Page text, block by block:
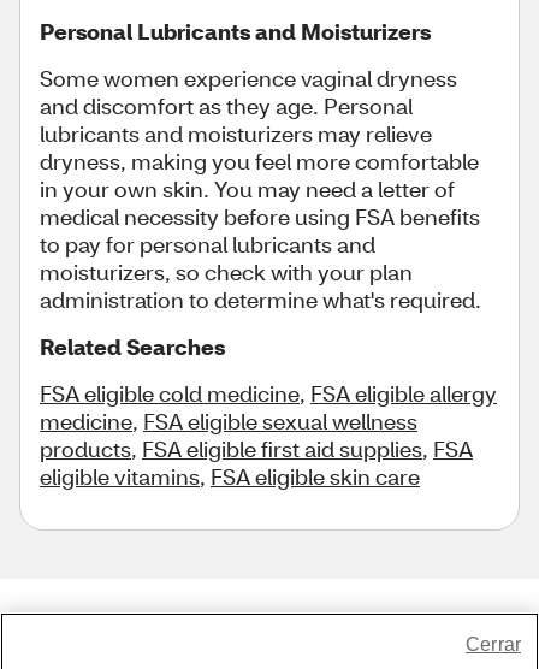
Personal Lubricants and Moisturizers
Some women experience vaginal dryness
and discomfort as they age. Personal
lubricants and moisturizers may relieve
dryness, making you feel more comfortable
in your own skin. You may need a letter of
medical necessity before using FSA benefits
to pay for personal lubricants and
moisturizers, so check with your plan
administration to determine what's required.
Related Searches
FSA eligible cold medicine, FSA eligible allergy
medicine, FSA eligible sexual wellness
products, FSA eligible first aid supplies, FSA
eligible vitamins, FSA eligible skin care
Cerrar